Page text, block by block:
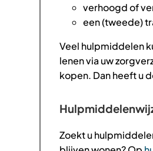
verhoogd of
een (tweede)
Veel hulpmiddelen
lenen via uw
kopen. Dan heeft u
Zoekt u